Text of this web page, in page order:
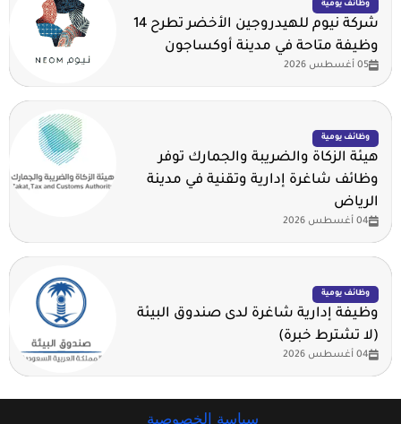
وظائف يومية
شركة نيوم للهيدروجين الأخضر تطرح 14
وظيفة متاحة في مدينة أوكساجون
05 أغسطس 2026
وظائف يومية
هيئة الزكاة والضريبة والجمارك توفر
وظائف شاغرة إدارية وتقنية في مدينة
الرياض
04 أغسطس 2026
وظائف يومية
وظيفة إدارية شاغرة لدى صندوق البيئة
(لا تشترط خبرة)
04 أغسطس 2026
سياسة الخصوصية